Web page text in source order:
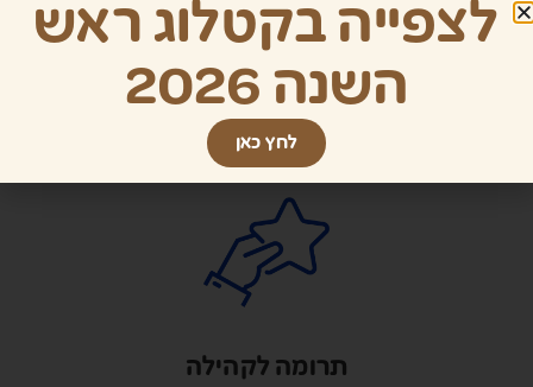
תוצרת כחול לבן
תרומה לקהילה
לצפייה בקטלוג ראש
השנה 2026
לחץ כאן